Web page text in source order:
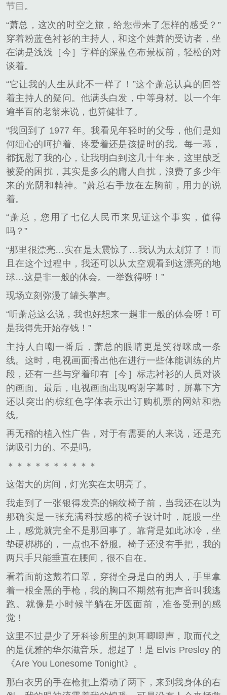
节目。
“萧总，这次的时空之旅，给您带来了怎样的感受？”
穿着粉蓝色衬衫的主持人，和这个姓萧的受访者，坐
在满是浅浅［今］字样的深蓝色布景板前，轻松的对
谈着。
“它让我的人生从此不一样了！”这个萧总认真的回答
着主持人的疑问。他满头白发，中等身材。以一个年
逾半百的老翁来说，也算健壮了。
“我回到了 1977 年。我看见年轻时的父母，他们是如
何细心的呵护着、疼爱着还是孩提时的我。每一幕，
都抚慰了我的心，让我明白到这几十年来，这里缺乏
被爱的困扰，其实是多么的庸人自扰，浪费了多少年
来的光阴和精神。”萧总右手放在左胸前，用力的说
着。
“萧总，您用了七亿人民币来见证这个事实，值得
吗？”
“那里很漂亮…实在是太震惊了…我认为太划算了！而
且在这个过程中，我还可以从太空观看到这漂亮的地
球…这是非一般的体会。一举数得呀！”
现场立刻弥漫了罐头掌声。
“听萧总这么说，我也好想来一趟非一般的体会呀！可
是我得先开始存钱！”
主持人自嘲一番后，萧总的眼睛更是笑得咪成一条
线。这时，电视画面播出他在进行一些体能训练的片
段，还有一些与穿着印有［今］标志衬衫的人员对谈
的画面。最后，电视画面出现鸣谢字幕时，屏幕下方
还以突出的棕红色字体表示出订购机票的网站和热
线。
再无稽的植入性广告，对于有需要的人来说，还是充
满吸引力的。不是吗。
＊＊＊＊＊＊＊＊＊＊
这偌大的房间，灯光实在太明亮了。
我走到了一张银得发亮的钢纹椅子前，当我还在以为
那确实是一张充满科技感的椅子设计时，屁股一坐
上，感觉就完全不是那回事了。靠背是如此冰冷，坐
垫硬梆梆的，一点也不舒服。椅子还没有手把，我的
两只手只能垂直在腰间，很不自在。
看着面前这戴着口罩，穿得全身是白的男人，手里拿
着一根全黑的手枪，我的胸口不期然有把声音叫我逃
跑。就像是小时候半躺在牙医面前，准备受刑的感
觉！
这里不过是少了牙科诊所里的刺耳唧唧声，取而代之
的是优雅的华尔滋音乐。想起了！是 Elvis Presley 的
《Are You Lonesome Tonight》。
那白衣男的手在枪把上滑动了两下，来到我身体的右